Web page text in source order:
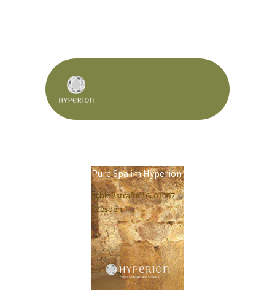
Pure Spa im Hyperion
Schloßstraße 16, 01067
Dresden